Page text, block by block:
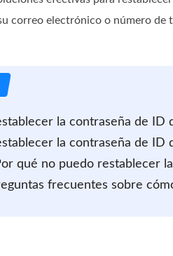
correo electrónico o número de
la contraseña de
la contraseña de
qué no puedo restablecer
frecuentes sobre